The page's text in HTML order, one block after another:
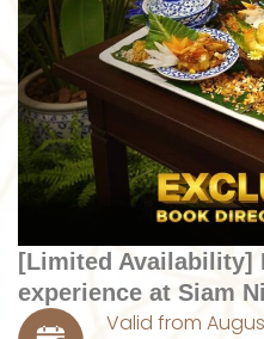
[Limited Availability]
experience at Siam
Valid from